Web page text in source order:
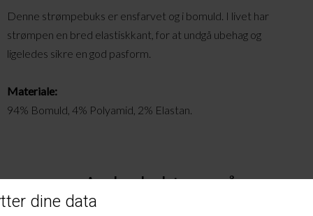
Denne strømpebuks er ensfarvet og i bomuld. I livet har
strømpen en bred elastiskkant, for at undgå ubehag og
ligeledes sikre en god pasform.
Materiale:
94% Bomuld, 4% Polyamid, 2% Elastan.
Andre købte også